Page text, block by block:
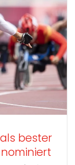
bester